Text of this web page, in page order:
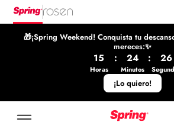
🎁¡Spring Weekend! Conquista tu
mereces:✨
15
Horas
: 24
Minutos
: 26
¡Lo quiero!